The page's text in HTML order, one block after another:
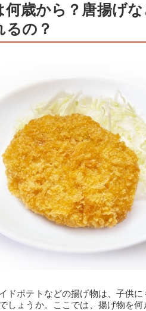
何歳から？唐揚げ
るの？
ドポテトなどの揚げ物は、子供
しょうか。ここでは、揚げ物を